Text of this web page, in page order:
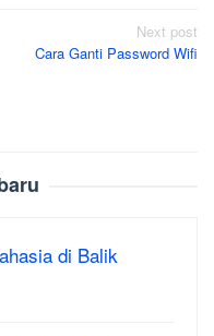
Next post
Cara Ganti Password Wifi
di Balik